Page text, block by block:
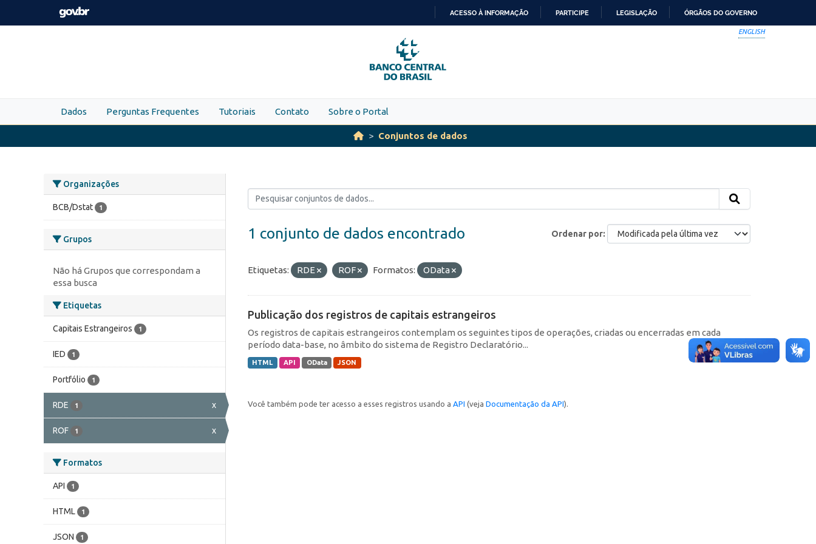
Skip to main content
PARA
O
CONTEÚDO
ACESSO À INFORMAÇÃO PARTICIPE LEGISLAÇÃO ÓRGÃOS DO GOVERNO
ENGLISH
Dados Perguntas Frequentes Tutoriais Contato Sobre o Portal
Conjuntos de dados
Organizações
BCB/Dstat 1
Grupos
Não há Grupos que correspondam a
essa busca
Etiquetas
Capitais Estrangeiros 1
IED 1
Portfólio 1
RDE 1 x
ROF 1 x
Formatos
API 1
HTML 1
JSON 1
Ordenar por
1 conjunto de dados encontrado
Etiquetas: RDE ROF Formatos: OData
Publicação dos registros de capitais estrangeiros
Os registros de capitais estrangeiros contemplam os seguintes tipos de operações, criadas ou encerradas em cada
período data-base, no âmbito do sistema de Registro Declaratório...
HTML API OData JSON
Você também pode ter acesso a esses registros usando a API (veja Documentação da API).